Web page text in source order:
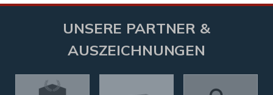
UNSERE PARTNER &
AUSZEICHNUNGEN